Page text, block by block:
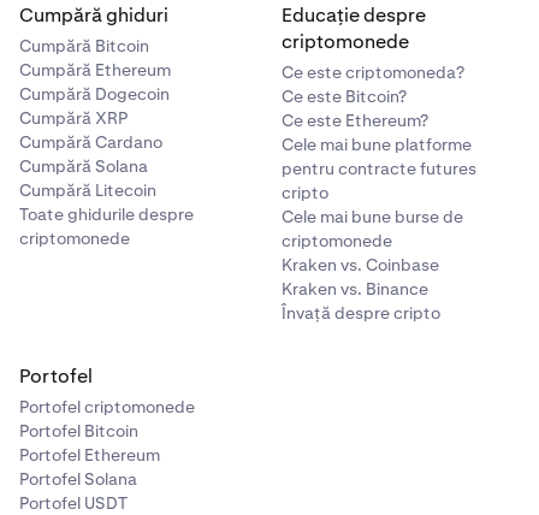
Cumpără ghiduri
Cumpără Bitcoin
Cumpără Ethereum
Cumpără Dogecoin
Cumpără XRP
Cumpără Cardano
Cumpără Solana
Cumpără Litecoin
Toate ghidurile despre
criptomonede
Educație despre
criptomonede
Ce este criptomoneda?
Ce este Bitcoin?
Ce este Ethereum?
Cele mai bune platforme
pentru contracte futures
cripto
Cele mai bune burse de
criptomonede
Kraken vs. Coinbase
Kraken vs. Binance
Învață despre cripto
Portofel
Portofel criptomonede
Portofel Bitcoin
Portofel Ethereum
Portofel Solana
Portofel USDT